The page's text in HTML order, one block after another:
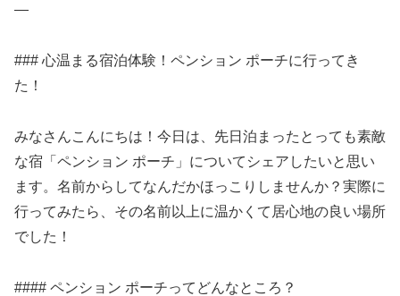
—
### 心温まる宿泊体験！ペンション ポーチに行ってき
た！
みなさんこんにちは！今日は、先日泊まったとっても素敵
な宿「ペンション ポーチ」についてシェアしたいと思い
ます。名前からしてなんだかほっこりしませんか？実際に
行ってみたら、その名前以上に温かくて居心地の良い場所
でした！
#### ペンション ポーチってどんなところ？